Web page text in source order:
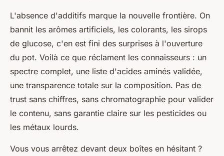
L'absence d'additifs marque la nouvelle frontière. On
bannit les arômes artificiels, les colorants, les sirops
de glucose, c'en est fini des surprises à l'ouverture
du pot. Voilà ce que réclament les connaisseurs : un
spectre complet, une liste d'acides aminés validée,
une transparence totale sur la composition. Pas de
trust sans chiffres, sans chromatographie pour valider
le contenu, sans garantie claire sur les pesticides ou
les métaux lourds.
Vous vous arrêtez devant deux boîtes en hésitant ?